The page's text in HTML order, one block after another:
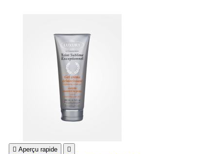
 Aperçu rapide 